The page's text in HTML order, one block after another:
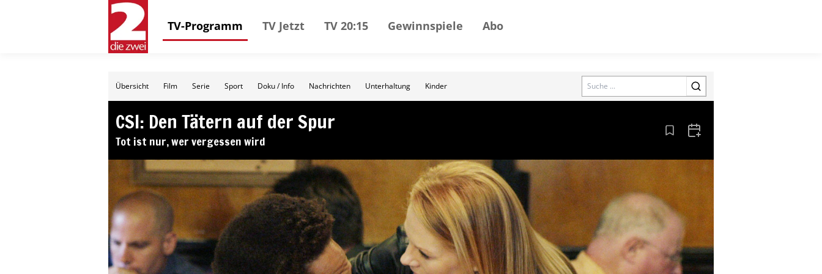
TV-Programm TV Jetzt TV 20:15 Gewinnspiele Abo
Übersicht Film Serie Sport Doku / Info Nachrichten Unterhaltung Kinder Search
CSI: Den Tätern auf der Spur
Tot ist nur, wer vergessen wird Aus den Lesezeichen entfernen
Zum Kalender hinzufügen